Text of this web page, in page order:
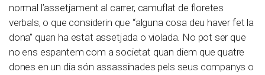
normal l’assetjament al carrer, camuflat de floretes
verbals, o que considerin que “alguna cosa deu haver fet la
dona” quan ha estat assetjada o violada. No pot ser que
no ens espantem com a societat quan diem que quatre
dones en un dia són assassinades pels seus companys o